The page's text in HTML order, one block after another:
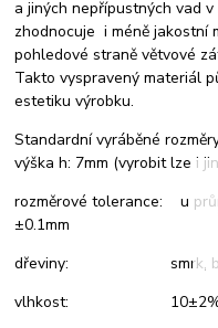
a jiných nepřípustných vad
zhodnocuje i méně jakostní
pohledové straně větvové
Takto vyspravený materiál
estetiku výrobku.
Standardní vyráběné
výška h: 7mm (vyrobit lze i
rozměrové tolerance: u
±0.1mm
dřeviny: smrk,
vlhkost: